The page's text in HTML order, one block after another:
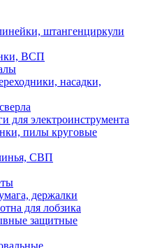
штангенциркули
ВСП
насадки,
для электроинструмента
пилы круговые
СВП
держалки
для лобзика
защитные